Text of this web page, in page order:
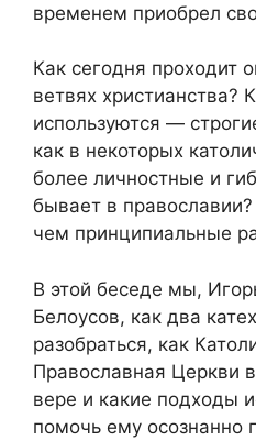
временем приобрел
Как сегодня проходит
ветвях христианства?
используются —
как в некоторых
более личностные и
бывает в
чем принципиальные
В этой беседе мы,
Белоусов, как два
разобраться, как
Православная Церкви
вере и какие подходы
помочь ему осознанно